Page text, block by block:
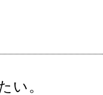
い。